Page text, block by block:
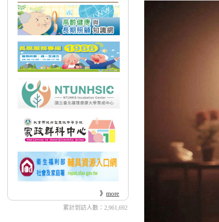
》 more
累計到訪人數：2,961,692